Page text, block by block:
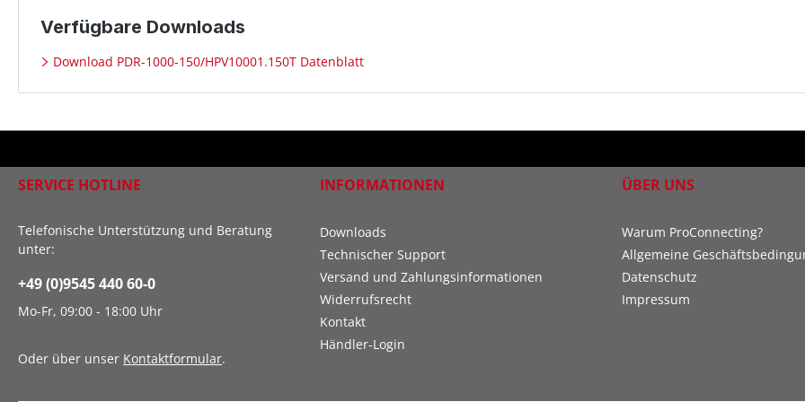
Verfügbare Downloads
Download PDR-1000-150/HPV10001.150T Datenblatt
SERVICE HOTLINE
Telefonische Unterstützung und Beratung
unter:
+49 (0)9545 440 60-0
Mo-Fr, 09:00 - 18:00 Uhr
Oder über unser Kontaktformular.
INFORMATIONEN
Downloads
Technischer Support
Versand und Zahlungsinformationen
Widerrufsrecht
Kontakt
Händler-Login
ÜBER UNS
Warum ProConnecting?
Allgemeine
Datenschutz
Impressum